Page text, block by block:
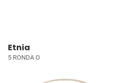
Etnia
5 RONDA O